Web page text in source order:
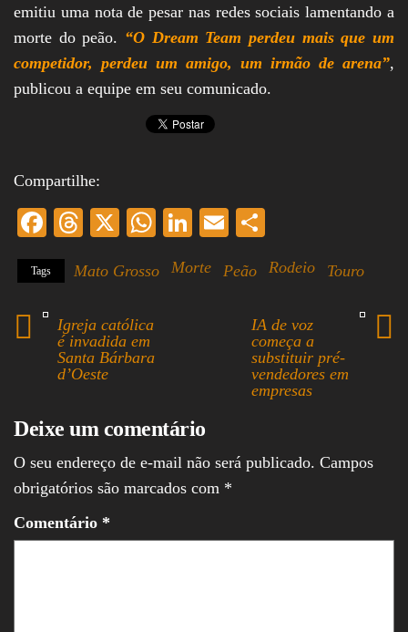
emitiu uma nota de pesar nas redes sociais lamentando a
morte do peão. “O Dream Team perdeu mais que um
competidor, perdeu um amigo, um irmão de arena”,
publicou a equipe em seu comunicado.
Compartilhe:
Fa
ce
bo
ok
T
ea
X
W
ts
Li
ed
E
ail re
Tags Mato Grosso Morte Peão Rodeio Touro
Igreja católica
é invadida em
Santa Bárbara
d’Oeste
IA de voz
começa a
substituir pré-
vendedores em
empresas
Deixe um comentário
O seu endereço de e-mail não será publicado. Campos
obrigatórios são marcados com *
Comentário *